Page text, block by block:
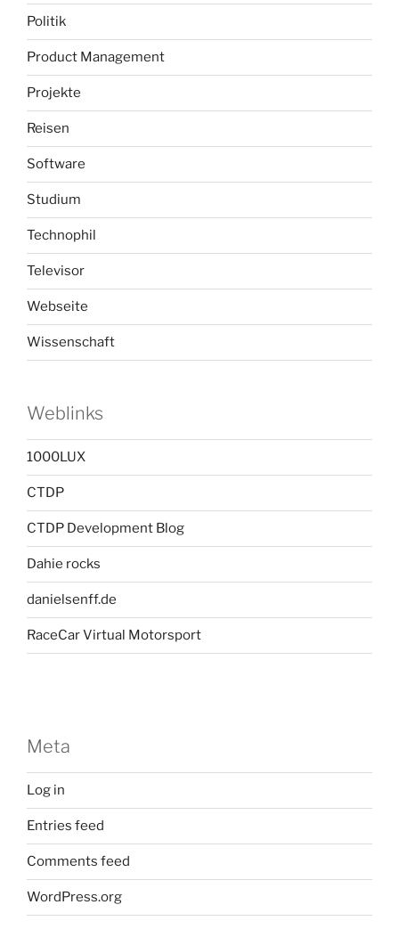
Politik
Product Management
Projekte
Reisen
Software
Studium
Technophil
Televisor
Webseite
Wissenschaft
Weblinks
1000LUX
CTDP
CTDP Development Blog
Dahie rocks
danielsenff.de
RaceCar Virtual Motorsport
Meta
Log in
Entries feed
Comments feed
WordPress.org